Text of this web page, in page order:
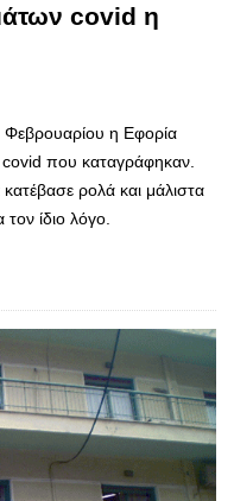
covid η
Φεβρουαρίου η Εφορία
covid που καταγράφηκαν.
ρολά και μάλιστα
τον ίδιο λόγο.